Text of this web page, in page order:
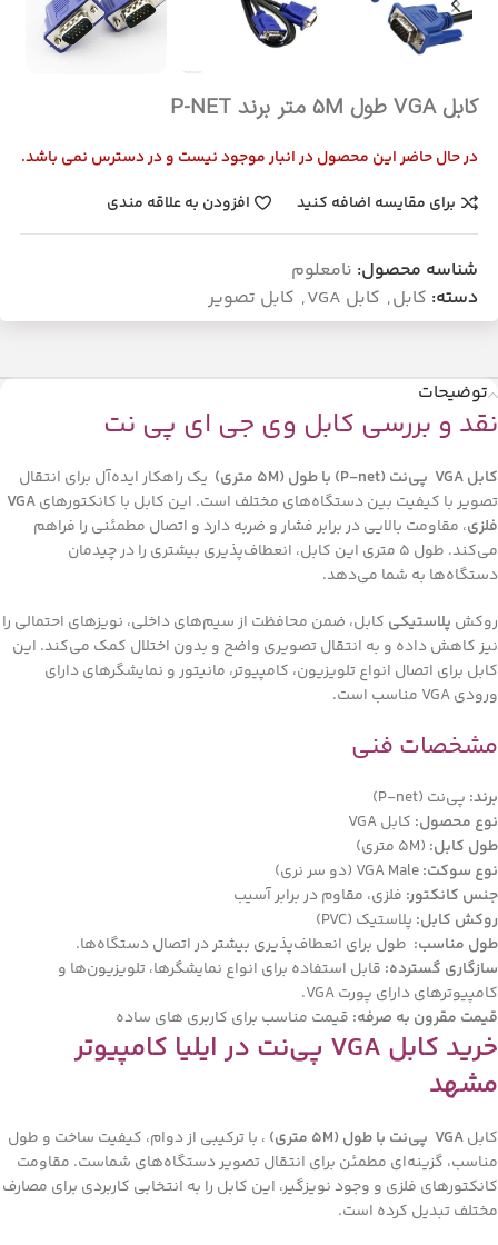
کابل VGA طول 5M متر برند P-NET
در حال حاضر این محصول در انبار موجود نیست و در دسترس نمی باشد.
برای مقایسه اضافه کنید
افزودن به علاقه مندی
شناسه محصول: نامعلوم
دسته: کابل, کابل VGA , کابل تصویر
توضیحات
نقد و بررسی کابل وی جی ای پی نت
کابل VGA پی‌نت (P-net) با طول ( 5M متری)
یک راهکار ایده‌آل برای انتقال
تصویر با کیفیت بین دستگاه‌های مختلف است. این کابل با کانکتورهایVGA
فلزی، مقاومت بالایی در برابر فشار و ضربه دارد و اتصال مطمئنی را فراهم
می‌کند. طول 5 متری این کابل، انعطاف‌پذیری بیشتری را در چیدمان
دستگاه‌ها به شما می‌دهد.
روکش پلاستیکی کابل، ضمن محافظت از سیم‌های داخلی، نویزهای احتمالی را
نیز کاهش داده و به انتقال تصویری واضح و بدون اختلال کمک می‌کند. این
کابل برای اتصال انواع تلویزیون، کامپیوتر، مانیتور و نمایشگرهای دارای
ورودی VGA مناسب است.
مشخصات فنی
برند: پی‌نت (P-net)
نوع محصول: کابل VGA
طول کابل: (5M متری)
نوع سوکت:
جنس کانکتور: فلزی، مقاوم در برابر آسیب
روکش کابل: پلاستیک (PVC)
طول مناسب: طول برای انعطاف‌پذیری بیشتر در اتصال دستگاه‌ها.
سازگاری گسترده: قابل استفاده برای انواع نمایشگرها، تلویزیون‌ها و
کامپیوترهای دارای پورت VGA.
قیمت مقرون به صرفه: قیمت مناسب برای کاربری های ساده
خرید کابل VGA پی‌نت در ایلیا کامپیوتر
مشهد
کابلVGA پی‌نت با طول (5M متری)
، با ترکیبی از دوام، کیفیت ساخت و طول
مناسب، گزینه‌ای مطمئن برای انتقال تصویر دستگاه‌های شماست. مقاومت
کانکتورهای فلزی و وجود نویزگیر، این کابل را به انتخابی کاربردی برای مصارف
مختلف تبدیل کرده است.